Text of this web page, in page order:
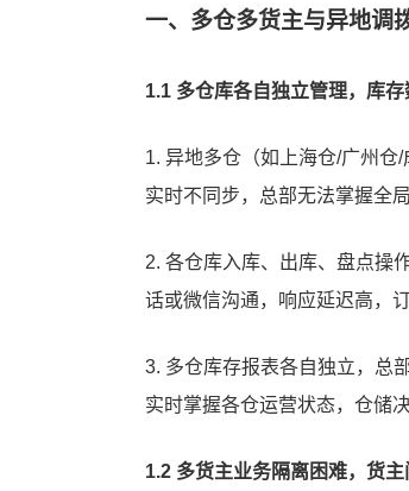
一、多仓多货主与异地调
1.1 多仓库各自独立管理，库
1. 异地多仓（如上海仓/广州
实时不同步，总部无法掌握全
2. 各仓库入库、出库、盘点操
话或微信沟通，响应延迟高，
3. 多仓库存报表各自独立，总
实时掌握各仓运营状态，仓储
1.2 多货主业务隔离困难，货